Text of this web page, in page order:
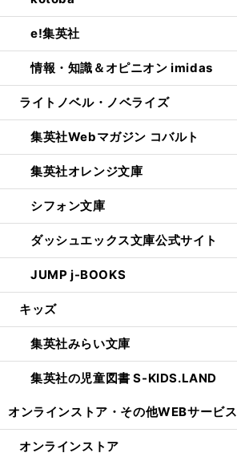
e!集英社
情報・知識＆オピニオン imidas
ライトノベル・ノベライズ
集英社Webマガジン コバルト
集英社オレンジ文庫
シフォン文庫
ダッシュエックス文庫公式サイト
JUMP j-BOOKS
キッズ
集英社みらい文庫
集英社の児童図書 S-KIDS.LAND
オンラインストア・ その他WEBサービス
オンラインストア